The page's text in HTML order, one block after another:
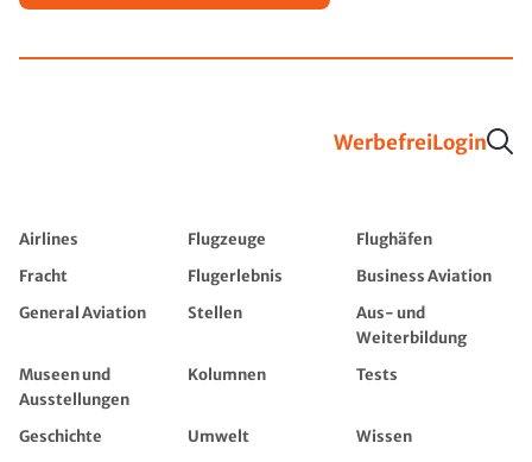
WerbefreiLogin
Airlines Flugzeuge
Flughäfen
Fracht
Flugerlebnis
Business Aviation
General Aviation
Stellen
Aus- und
Weiterbildung
Museen und
Ausstellungen
Kolumnen Tests
Geschichte Umwelt
Wissen